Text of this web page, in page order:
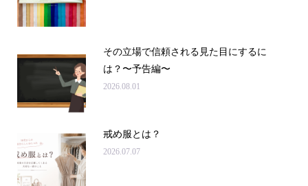
その立場で信頼される見た目にするに
は？〜予告編〜
2026.08.01
戒め服とは？
2026.07.07